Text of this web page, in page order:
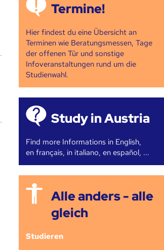
Termine!
Hier findest du eine Übersicht an
Terminen wie Beratungsmessen, Tage
der offenen Tür und sonstige
Infoveranstaltungen rund um die
Studienwahl.
Study in Austria
Find more Informations in English,
en français, in italiano, en español, ...
Alle anders - alle
gleich
Studieren